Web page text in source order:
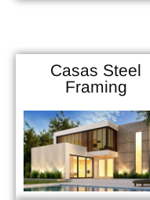
Casas Steel
Framing